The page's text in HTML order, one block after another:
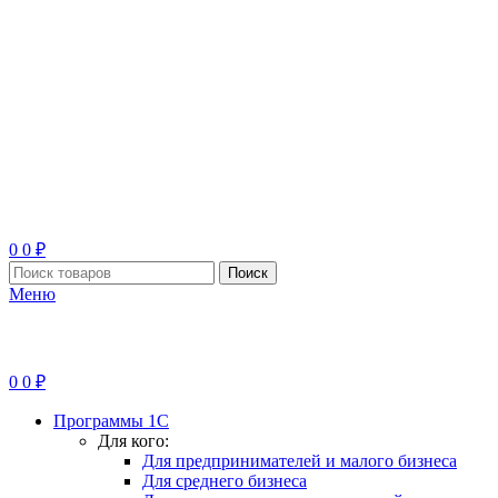
0 0 ₽
Поиск
Меню
0 0 ₽
Программы 1С
Для кого:
Для предпринимателей и малого бизнеса
Для среднего бизнеса